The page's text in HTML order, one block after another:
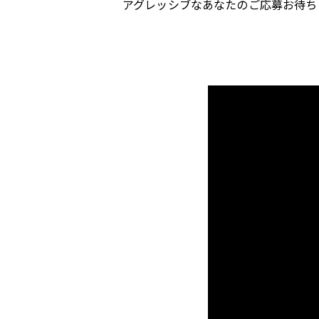
アグレッシブなあなたのご応募お待ち